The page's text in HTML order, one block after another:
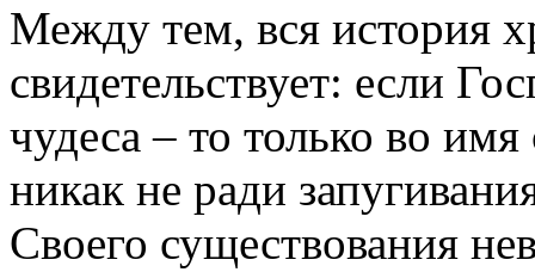
Между тем, вся история
свидетельствует: если
чудеса – то только во
никак не ради
Своего существования